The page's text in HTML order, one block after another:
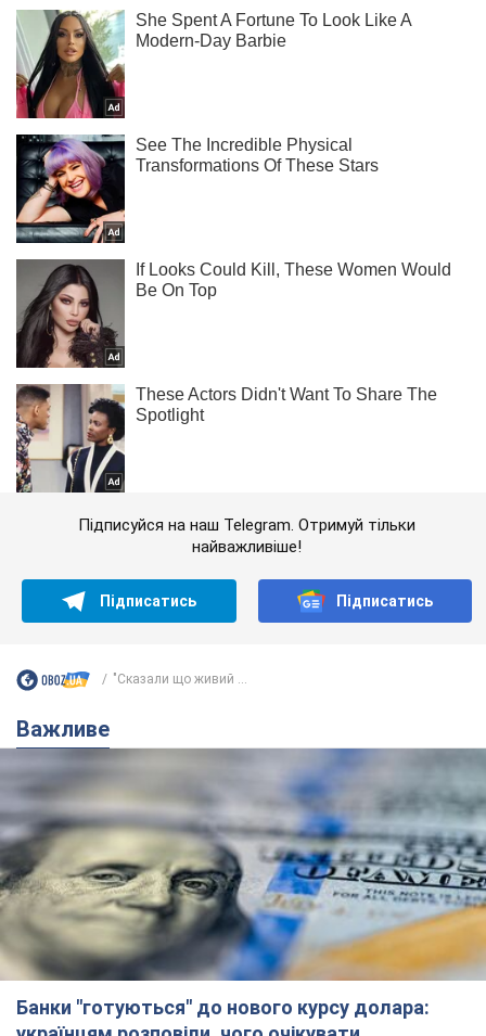
Підписуйся на наш Telegram. Отримуй тільки
найважливіше!
Підписатись Підписатись
"Сказали що живий ...
Важливе
Банки "готуються" до нового курсу долара: